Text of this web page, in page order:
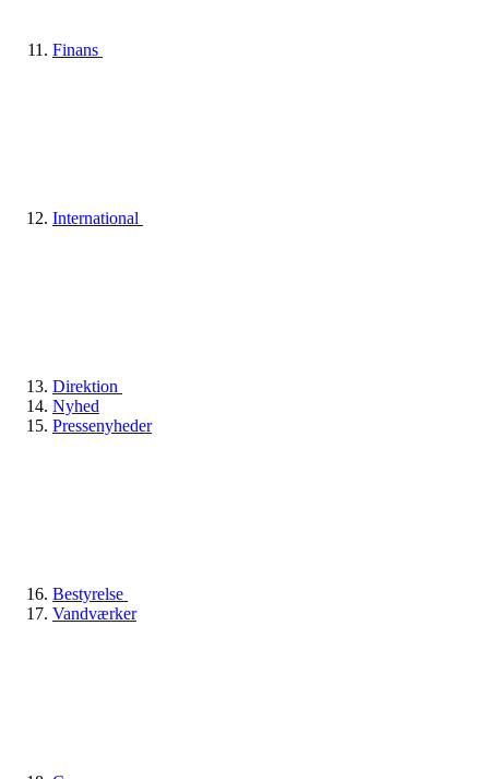
Finans
International
Direktion
Nyhed
Pressenyheder
Bestyrelse
Vandværker